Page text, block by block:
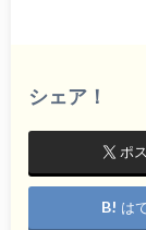
シェア！
ポ
は